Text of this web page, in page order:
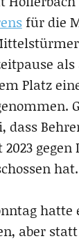
für die
als
Platz
dass
hat.
hatte
aber